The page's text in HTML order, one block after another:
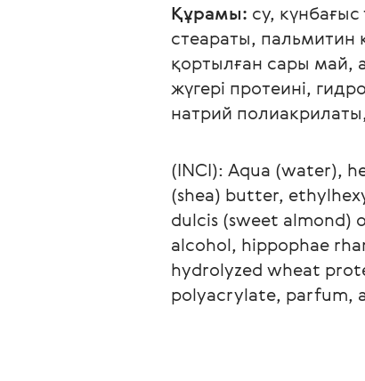
Құрамы: су,
стеараты,
қортылған сары май,
жүгері протеині,
натрий
(INCI): Aqua (water),
(shea) butter,
dulcis (sweet almond)
alcohol, hippophae
hydrolyzed wheat
polyacrylate, parfum,